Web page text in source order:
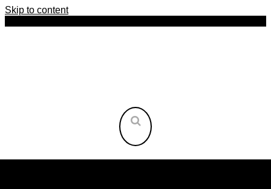
Skip to content